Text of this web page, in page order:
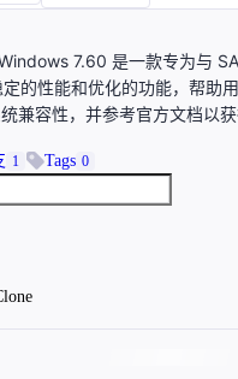
7.60 是一款专为与
的性能和优化的功能，帮助
兼容性，并参考官方文档以
1 Tags 0